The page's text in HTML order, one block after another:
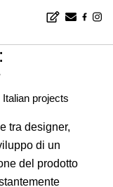
l’interactive wine cellar
projects
tra designer,
di un
del prodotto